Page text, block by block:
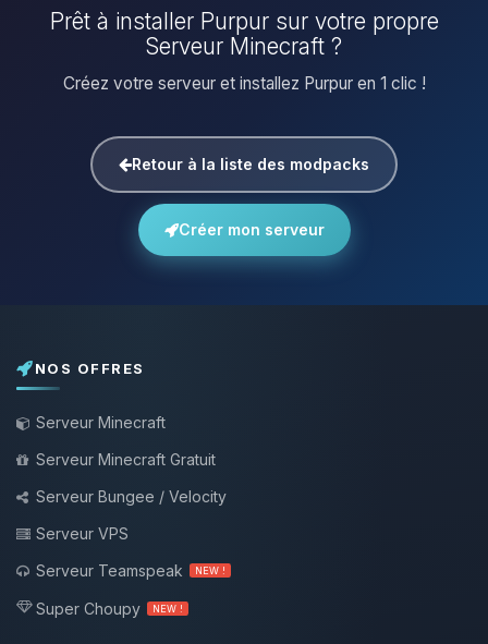
Prêt à installer Purpur sur votre propre
Serveur Minecraft ?
Créez votre serveur et installez Purpur en 1 clic !
Retour à la liste des modpacks
Créer mon serveur
NOS OFFRES
Serveur Minecraft
Serveur Minecraft Gratuit
Serveur Bungee / Velocity
Serveur VPS
Serveur Teamspeak
NEW !
Super Choupy NEW !